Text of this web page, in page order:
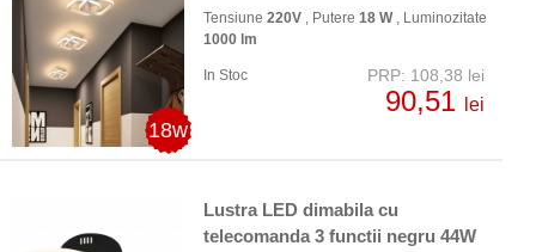
18w
Tensiune 220V , Putere 18 W, Luminozitate
1000 lm
In Stoc PRP: 108,38 lei
90,51 lei
Lustra LED dimabila cu
telecomanda 3 functii negru 44W